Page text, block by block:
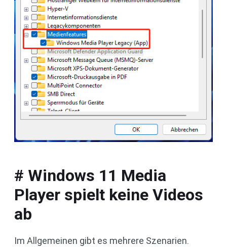
# Windows 11 Media
Player spielt keine Videos
ab
Im Allgemeinen gibt es mehrere Szenarien.